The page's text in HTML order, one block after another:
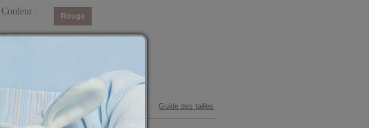
Couleur : Rouge
Taille :
Guide des tailles